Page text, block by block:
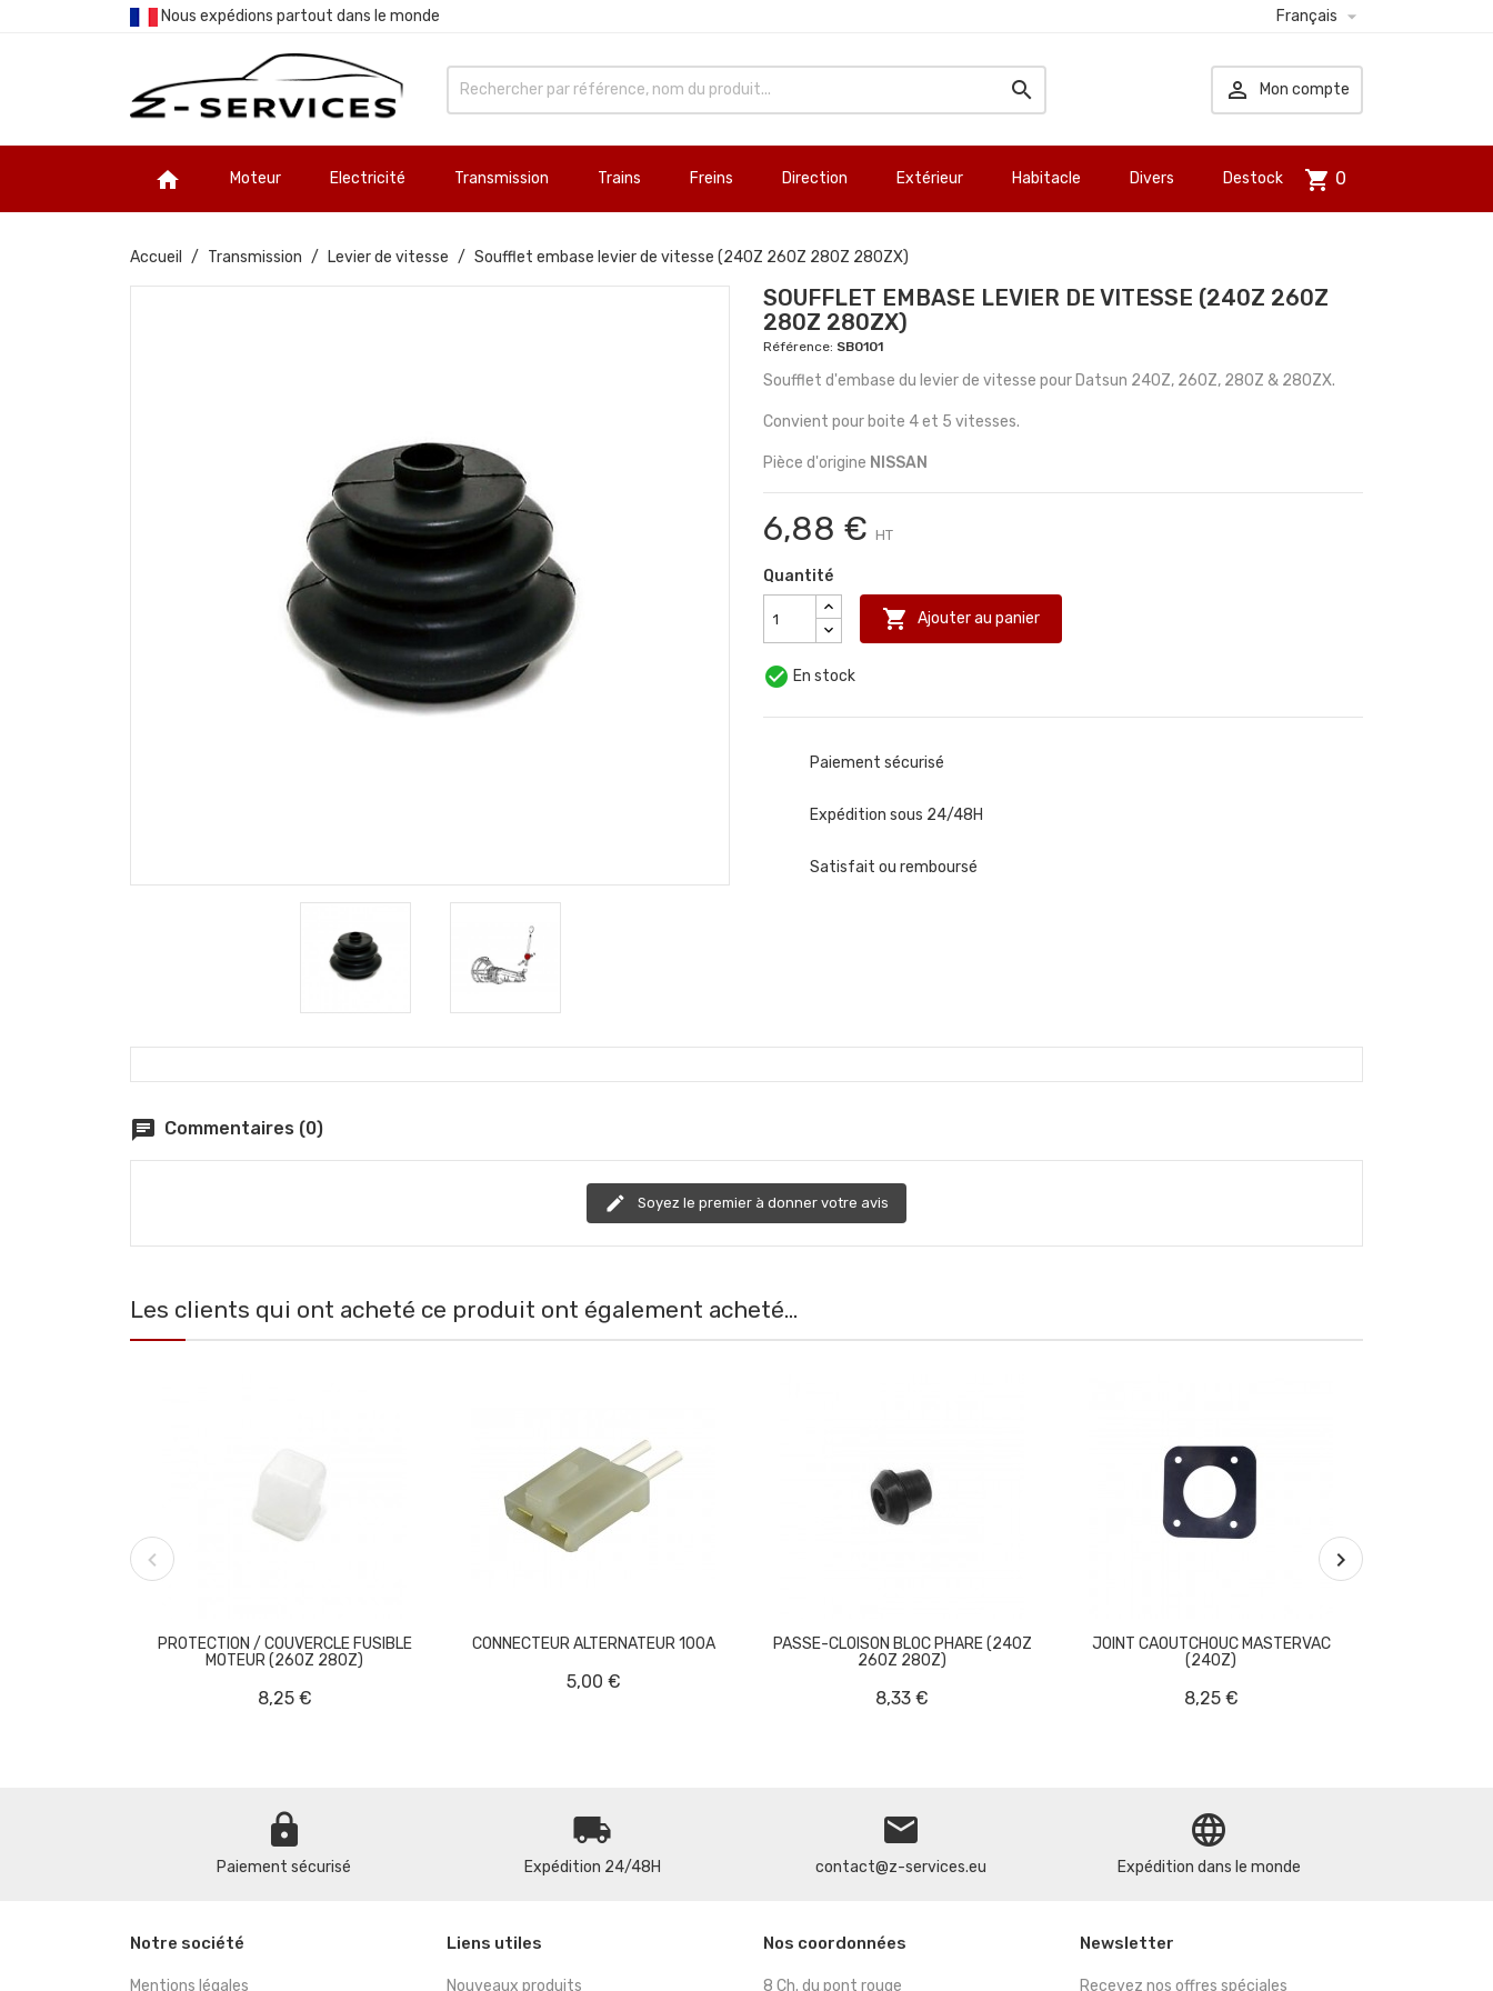
Nous expédions partout dans le monde Français 
  Mon compte
 Moteur Electricité Transmission Trains Freins Direction Extérieur Habitacle Divers Destock shopping_cart 0
Accueil Transmission Levier de vitesse Soufflet embase levier de vitesse (240Z 260Z 280Z 280ZX)
SOUFFLET EMBASE LEVIER DE VITESSE (240Z 260Z
280Z 280ZX)
Référence: SB0101
Soufflet d'embase du levier de vitesse pour Datsun 240Z, 260Z, 280Z & 280ZX.
Convient pour boite 4 et 5 vitesses.
Pièce d'origine NISSAN
6,88 € HT
Quantité
 Ajouter au panier
 En stock
Paiement sécurisé
Expédition sous 24/48H
Satisfait ou remboursé
chat Commentaires (0)
edit Soyez le premier à donner votre avis
Les clients qui ont acheté ce produit ont également acheté...

PROTECTION / COUVERCLE FUSIBLE
MOTEUR (260Z 280Z)
8,25 €

CONNECTEUR ALTERNATEUR 100A
5,00 €

PASSE-CLOISON BLOC PHARE (240Z
260Z 280Z)
8,33 €

JOINT CAOUTCHOUC MASTERVAC
(240Z)
8,25 €
lock
Paiement sécurisé
local_shipping
Expédition 24/48H
email
contact@z-services.eu
language
Expédition dans le monde
Notre société
Mentions légales
Liens utiles
Nouveaux produits
Nos coordonnées
8 Ch. du pont rouge
Newsletter
Recevez nos offres spéciales